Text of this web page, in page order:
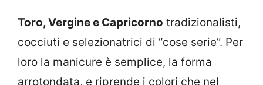
Toro, Vergine e Capricorno tradizionalisti,
cocciuti e selezionatrici di “cose serie”. Per
loro la manicure è semplice, la forma
arrotondata, e riprende i colori che nel